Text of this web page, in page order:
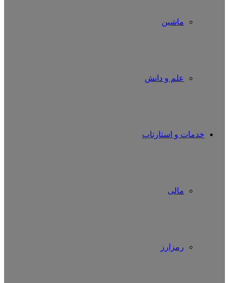
ماشین
علم و دانش
خدمات و استارتاپ
مالی
رمزارز